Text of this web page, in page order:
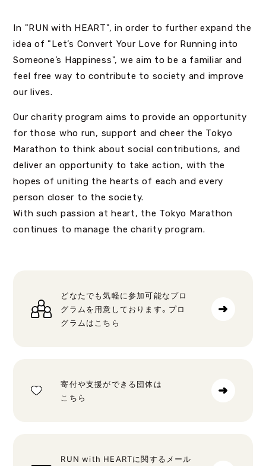
In "RUN with HEART", in order to further expand the
idea of "Let’s Convert Your Love for Running into
Someone’s Happiness", we aim to be a familiar and
feel free way to contribute to society and improve
our lives.
Our charity program aims to provide an opportunity
for those who run, support and cheer the Tokyo
Marathon to think about social contributions, and
deliver an opportunity to take action, with the
hopes of uniting the hearts of each and every
person closer to the society.
With such passion at heart, the Tokyo Marathon
continues to manage the charity program.
どなたでも気軽に参加可能なプロ
グラムを用意しております。プロ
グラムはこちら
寄付や支援ができる団体は
こちら
RUN with HEARTに関するメール